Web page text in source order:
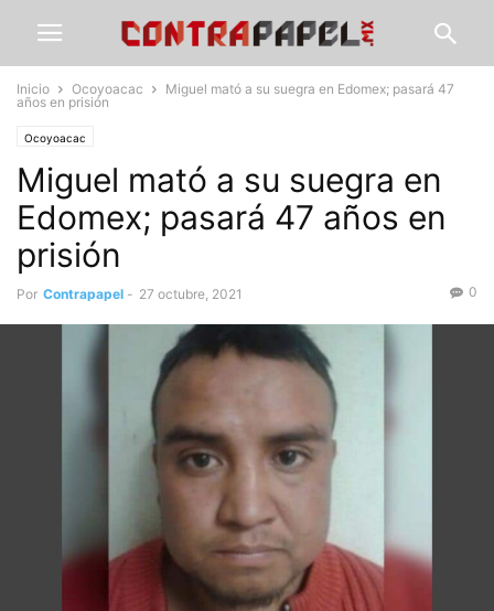
Inicio Ocoyoacac
Miguel mató a su suegra en Edomex; pasará 47
años en prisión
Ocoyoacac
Miguel mató a su suegra en
Edomex; pasará 47 años en
prisión
Por Contrapapel - 27 octubre, 2021 0